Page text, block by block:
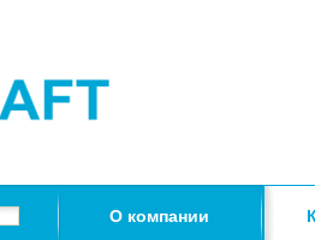
О компании